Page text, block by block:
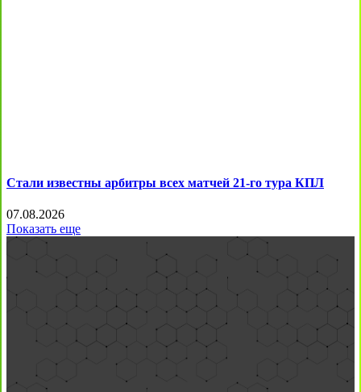
Стали известны арбитры всех матчей 21-го тура КПЛ
07.08.2026
Показать еще